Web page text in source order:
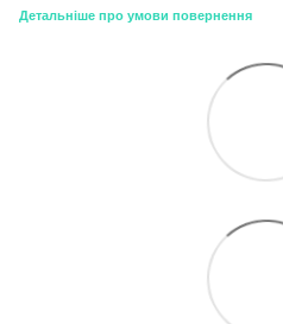
Детальніше про умови повернення